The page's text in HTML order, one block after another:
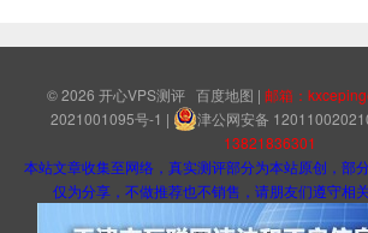
© 2026 开心VPS测评 百度地图 | 邮箱：
2021001095号-1 | 津公网安备
13821836301
本站文章收集至网络，真实测评部分为本站原创，部
仅为分享，不做推荐也不销售，请朋友们遵守相